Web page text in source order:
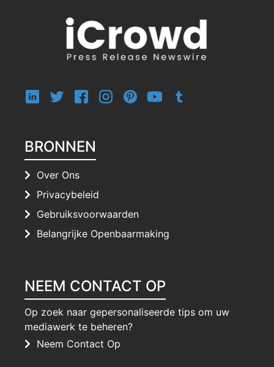
BRONNEN
Over Ons
Privacybeleid
Gebruiksvoorwaarden
Belangrijke Openbaarmaking
NEEM CONTACT OP
Op zoek naar gepersonaliseerde tips om uw
mediawerk te beheren?
Neem Contact Op